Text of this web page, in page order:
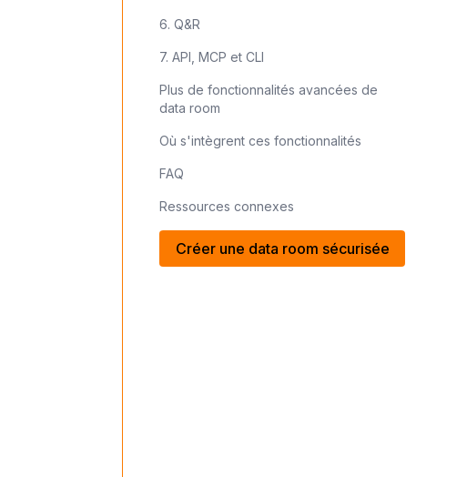
6. Q&R
7. API, MCP et CLI
Plus de fonctionnalités avancées de
data room
Où s'intègrent ces fonctionnalités
FAQ
Ressources connexes
Créer une data room sécurisée